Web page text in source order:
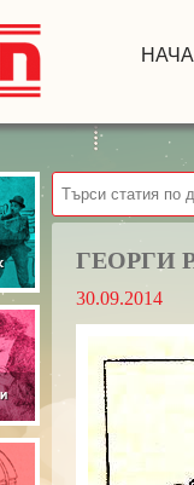
ГЕОРГИ
30.09.2014